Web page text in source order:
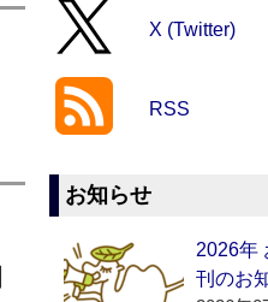
X (Twitter)
RSS
お知らせ
2026年
刊のお